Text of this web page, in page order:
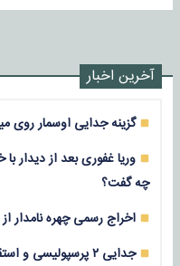
آخرین اخبار
گزینه جدایی اوسمار روی
وریا غفوری بعد از دیدار
چه گفت؟
اخراج رسمی چهره نامدار
جدایی ۲ پرسپولیسی و استقلالی در یک روز